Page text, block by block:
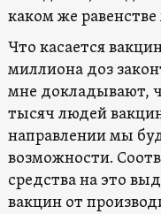
каком же
Что касается
миллиона доз
мне докладывают,
тысяч людей
направлении мы
возможности.
средства на это
вакцин от